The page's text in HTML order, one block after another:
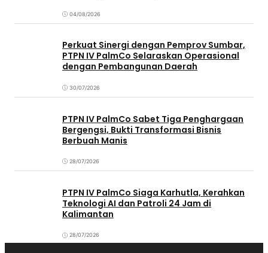
04/08/2026
Perkuat Sinergi dengan Pemprov Sumbar,
PTPN IV PalmCo Selaraskan Operasional
dengan Pembangunan Daerah
30/07/2026
PTPN IV PalmCo Sabet Tiga Penghargaan
Bergengsi, Bukti Transformasi Bisnis
Berbuah Manis
28/07/2026
PTPN IV PalmCo Siaga Karhutla, Kerahkan
Teknologi AI dan Patroli 24 Jam di
Kalimantan
28/07/2026